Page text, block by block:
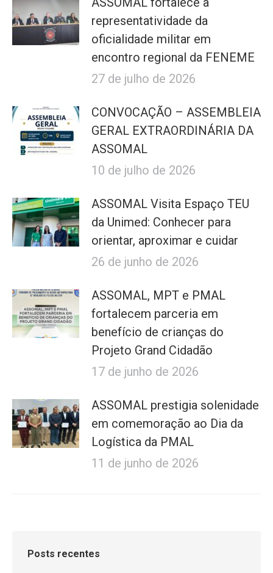
representatividade da
oficialidade militar em
encontro regional da FENEME
27 de julho de 2026
CONVOCAÇÃO – ASSEMBLEIA
GERAL EXTRAORDINÁRIA DA
ASSOMAL
10 de julho de 2026
ASSOMAL Visita Espaço TEU
da Unimed: Conhecer para
orientar, aproximar e cuidar
26 de junho de 2026
ASSOMAL, MPT e PMAL
fortalecem parceria em
benefício de crianças do
Projeto Grand Cidadão
17 de junho de 2026
ASSOMAL prestigia solenidade
em comemoração ao Dia da
Logística da PMAL
11 de junho de 2026
Posts recentes